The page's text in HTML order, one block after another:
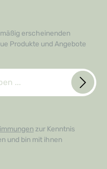
erscheinenden
Produkte und Angebote
zur Kenntnis
und bin mit ihnen